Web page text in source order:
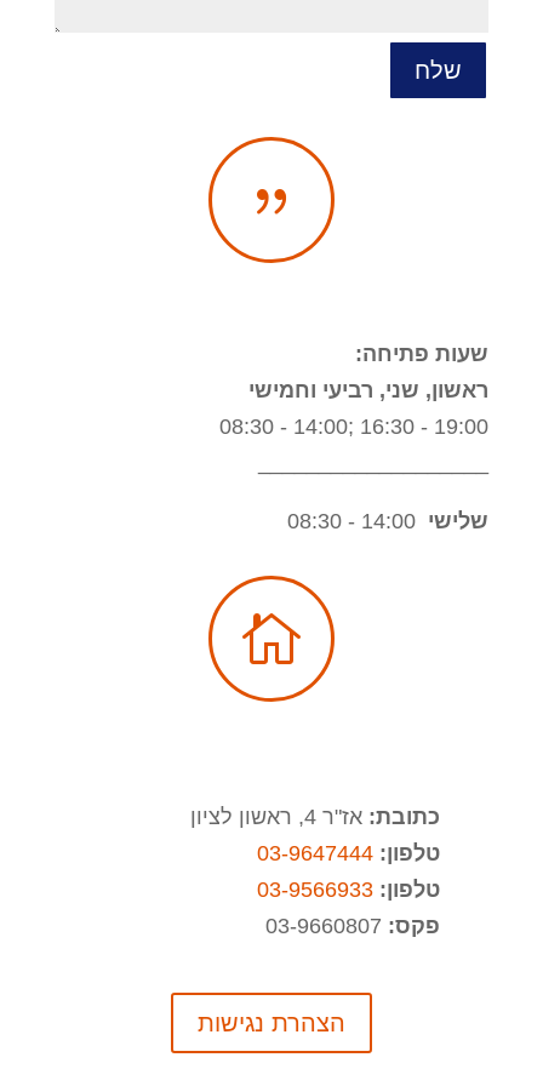
שלח
{
שעות פתיחה:
ראשון, שני, רביעי וחמישי
19:00 - 16:30 ;14:00 - 08:30
שלישי

כתובת: אז"ר 4, ראשון לציון
טלפון: 03-9647444
טלפון: 03-9566933
פקס:
הצהרת נגישות